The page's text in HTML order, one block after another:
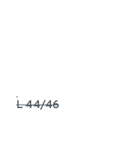
L 44/46